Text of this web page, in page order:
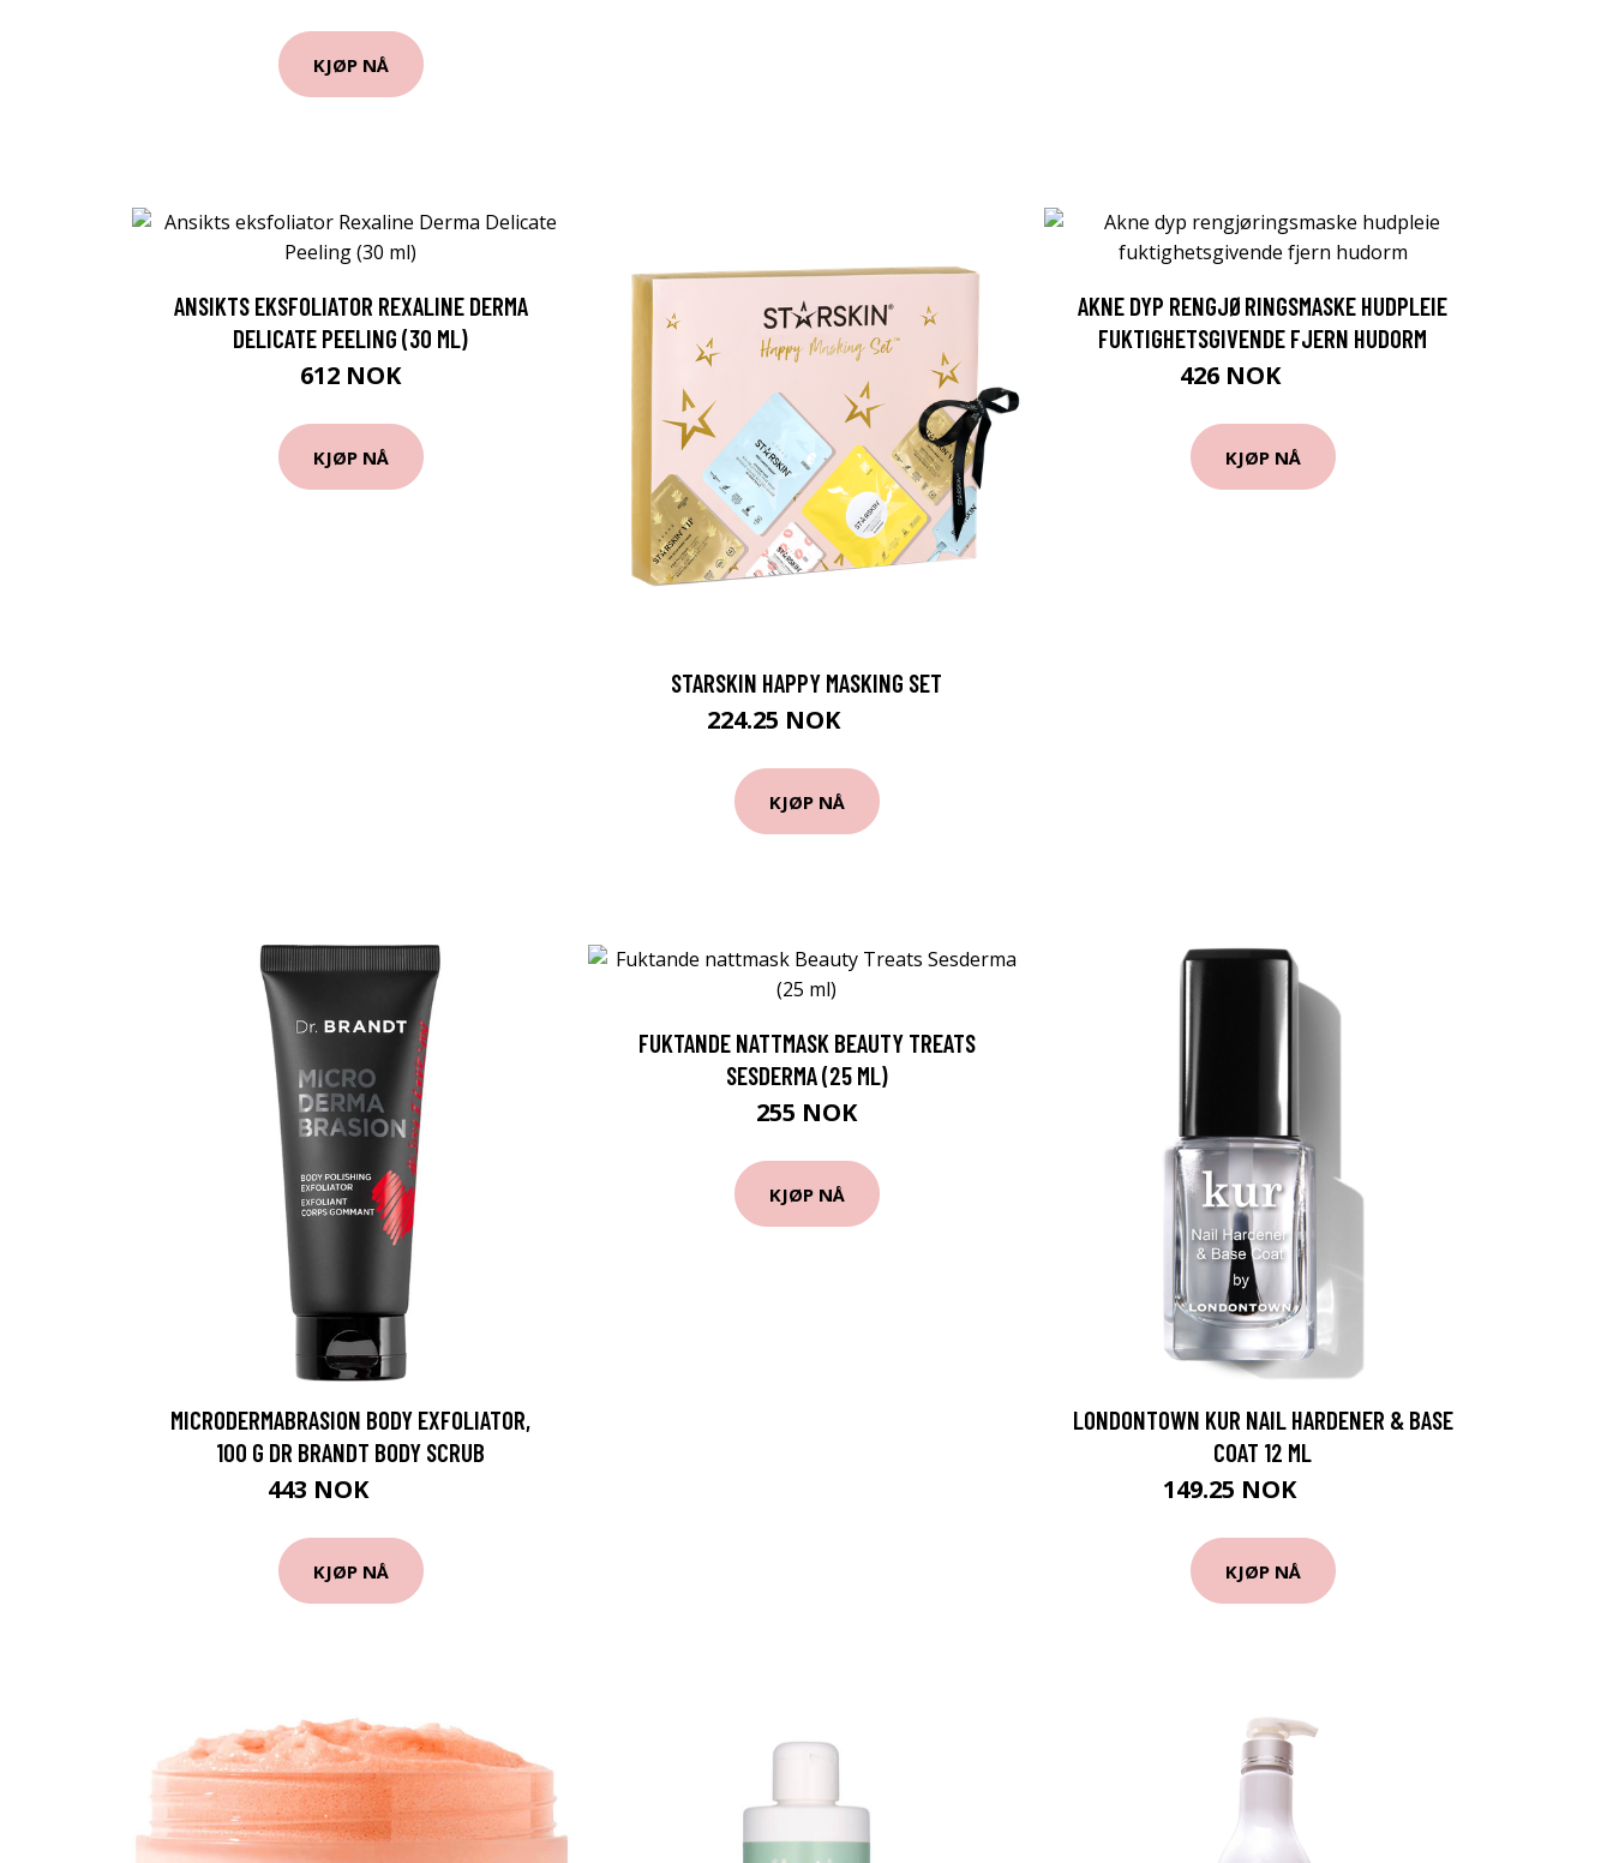
KJØP NÅ
ANSIKTS EKSFOLIATOR REXALINE DERMA
DELICATE PEELING (30 ML)
612 NOK
KJØP NÅ
STARSKIN HAPPY MASKING SET
224.25 NOK
KJØP NÅ
AKNE DYP RENGJØRINGSMASKE HUDPLEIE
FUKTIGHETSGIVENDE FJERN HUDORM
426 NOK
KJØP NÅ
MICRODERMABRASION BODY EXFOLIATOR,
100 G DR BRANDT BODY SCRUB
443 NOK
KJØP NÅ
FUKTANDE NATTMASK BEAUTY TREATS
SESDERMA (25 ML)
255 NOK
KJØP NÅ
LONDONTOWN KUR NAIL HARDENER & BASE
COAT 12 ML
149.25 NOK
KJØP NÅ